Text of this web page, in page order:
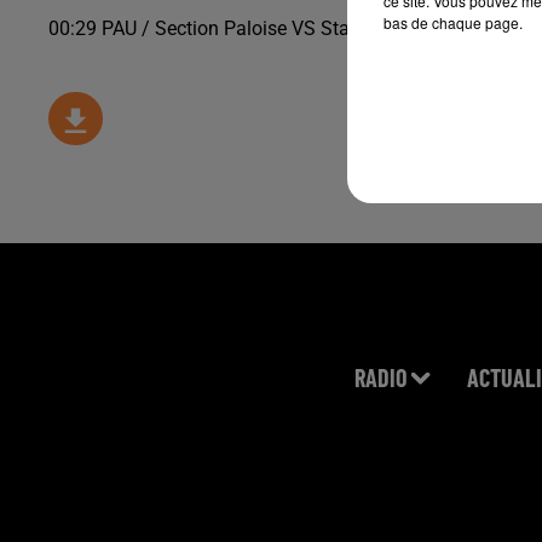
00:29 PAU / Section Paloise VS Stade Rochelais
RADIO
bas de chaque page.